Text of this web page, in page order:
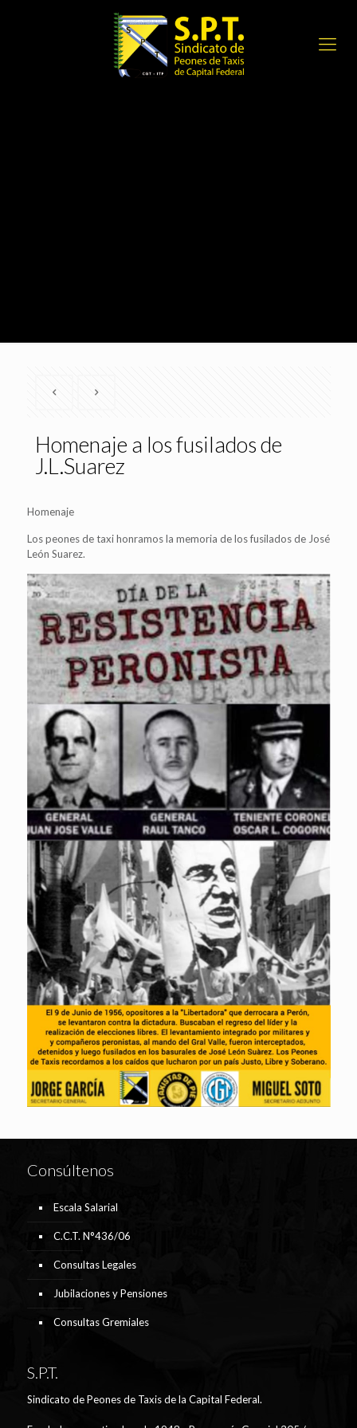
Homenaje a los fusilados de
J.L.Suarez
Homenaje
Los peones de taxi honramos la memoria de los fusilados de José
León Suarez.
Consúltenos
Escala Salarial
C.C.T. N°436/06
Consultas Legales
Jubilaciones y Pensiones
Consultas Gremiales
S.P.T.
Sindicato de Peones de Taxis de la Capital Federal.